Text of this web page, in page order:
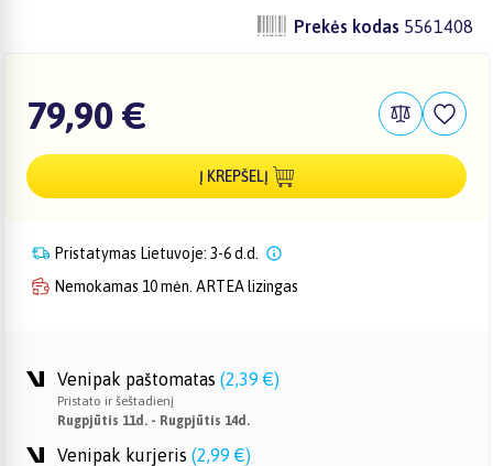
Prekės kodas 5561408
79,90 €
Į KREPŠELĮ
Pristatymas Lietuvoje: 3-6 d.d.
Nemokamas 10 mėn. ARTEA lizingas
Venipak paštomatas (2,39 €)
Pristato ir šeštadienį
Rugpjūtis 11d. - Rugpjūtis 14d.
Venipak kurjeris (2,99 €)